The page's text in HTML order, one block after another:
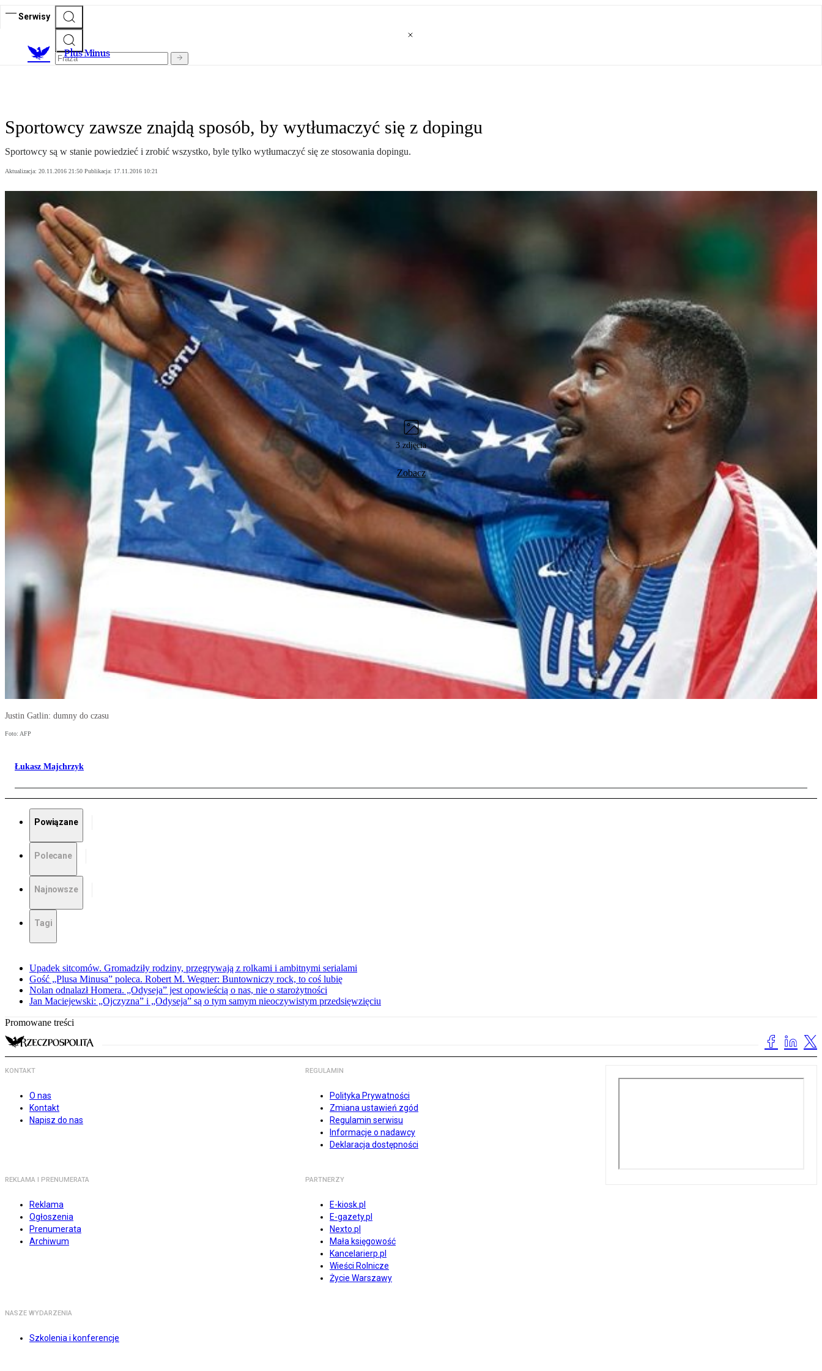
Serwisy
Plus Minus
Sportowcy zawsze znajdą sposób, by wytłumaczyć się z dopingu
Sportowcy są w stanie powiedzieć i zrobić wszystko, byle tylko wytłumaczyć się ze stosowania dopingu.
Aktualizacja: 20.11.2016 21:50 Publikacja: 17.11.2016 10:21
3 zdjęcia
Zobacz
Justin Gatlin: dumny do czasu
Foto: AFP
Łukasz Majchrzyk
Powiązane
Polecane
Najnowsze
Tagi
Upadek sitcomów. Gromadziły rodziny, przegrywają z rolkami i ambitnymi serialami
Gość „Plusa Minusa” poleca. Robert M. Wegner: Buntowniczy rock, to coś lubię
Nolan odnalazł Homera. „Odyseja” jest opowieścią o nas, nie o starożytności
Jan Maciejewski: „Ojczyzna” i „Odyseja” są o tym samym nieoczywistym przedsięwzięciu
Promowane treści
KONTAKT
O nas
Kontakt
Napisz do nas
REGULAMIN
Polityka Prywatności
Zmiana ustawień zgód
Regulamin serwisu
Informacje o nadawcy
Deklaracja dostępności
REKLAMA I PRENUMERATA
Reklama
Ogłoszenia
Prenumerata
Archiwum
PARTNERZY
E-kiosk.pl
E-gazety.pl
Nexto.pl
Mała księgowość
Kancelarierp.pl
Wieści Rolnicze
Życie Warszawy
NASZE WYDARZENIA
Szkolenia i konferencje